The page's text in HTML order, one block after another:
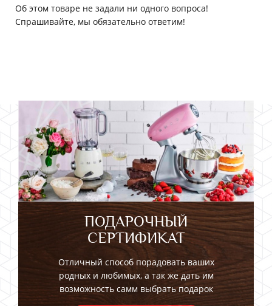
Об этом товаре не задали ни одного вопроса!
Спрашивайте, мы обязательно ответим!
ПОДАРОЧНЫЙ
СЕРТИФИКАТ
Отличный способ порадовать ваших
родных и любимых, а так же дать им
возможность самм выбрать подарок